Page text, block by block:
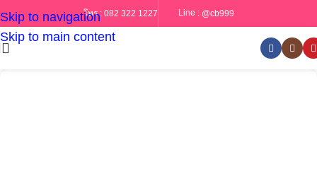
Skip to navigation
Skip to main content
โทร : 082 322 1227 Line : @cb999